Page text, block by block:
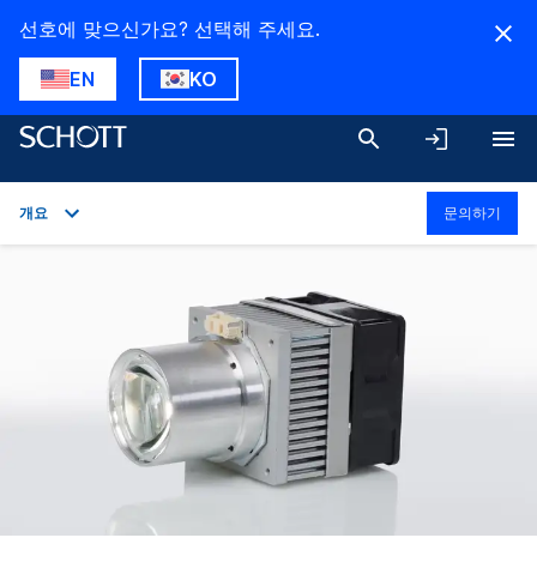
선호에 맞으신가요? 선택해 주세요.
EN KO
기술 세부 정보
다운로드
개요 문의하기